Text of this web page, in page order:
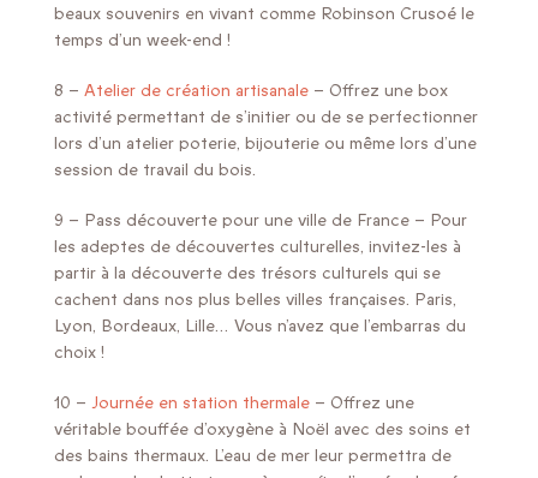
beaux souvenirs en vivant comme Robinson Crusoé le
temps d’un week-end !
8 – Atelier de création artisanale – Offrez une box
activité permettant de s’initier ou de se perfectionner
lors d’un atelier poterie, bijouterie ou même lors d’une
session de travail du bois.
9 – Pass découverte pour une ville de France – Pour
les adeptes de découvertes culturelles, invitez-les à
partir à la découverte des trésors culturels qui se
cachent dans nos plus belles villes françaises. Paris,
Lyon, Bordeaux, Lille… Vous n’avez que l’embarras du
choix !
10 – Journée en station thermale – Offrez une
véritable bouffée d’oxygène à Noël avec des soins et
des bains thermaux. L’eau de mer leur permettra de